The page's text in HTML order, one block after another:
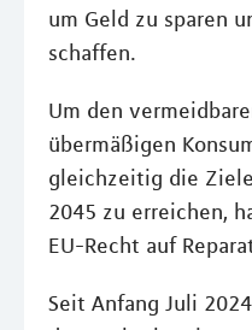
um Geld zu sparen
schaffen.
Um den
übermäßigen
gleichzeitig die
2045 zu erreichen,
EU-Recht auf
Seit Anfang Juli